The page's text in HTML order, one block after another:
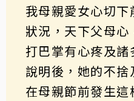
我母親愛女心切
狀況，天下父母
打巴掌有心疼及
說明後，她的不
在母親節前發生